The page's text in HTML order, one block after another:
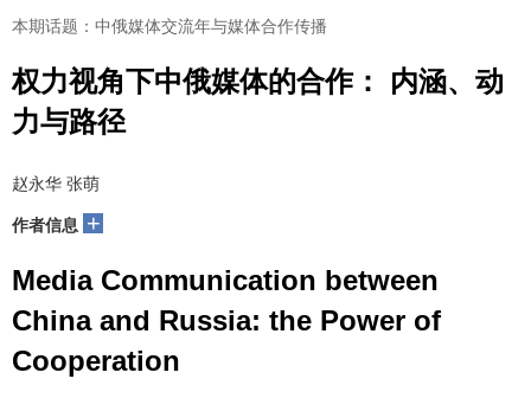
本期话题：中俄媒体交流年与媒体合作传播
权力视角下中俄媒体的合作： 内涵、动
力与路径
赵永华 张萌
作者信息 +
Media Communication between
China and Russia: the Power of
Cooperation